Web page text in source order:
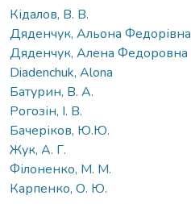
Кідалов, В. В.
Дяденчук, Альона Федорівна
Дяденчук, Алена Федоровна
Diadenchuk, Alona
Батурин, В. А.
Рогозін, І. В.
Бачеріков, Ю.Ю.
Жук, А. Г.
Філоненко, М. М.
Карпенко, О. Ю.